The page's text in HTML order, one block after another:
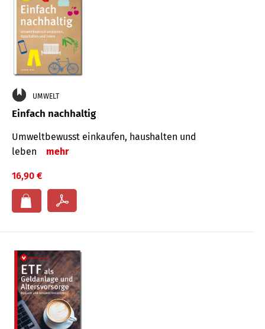
UMWELT
Einfach nachhaltig
Umweltbewusst einkaufen, haushalten und
leben
mehr
16,90 €